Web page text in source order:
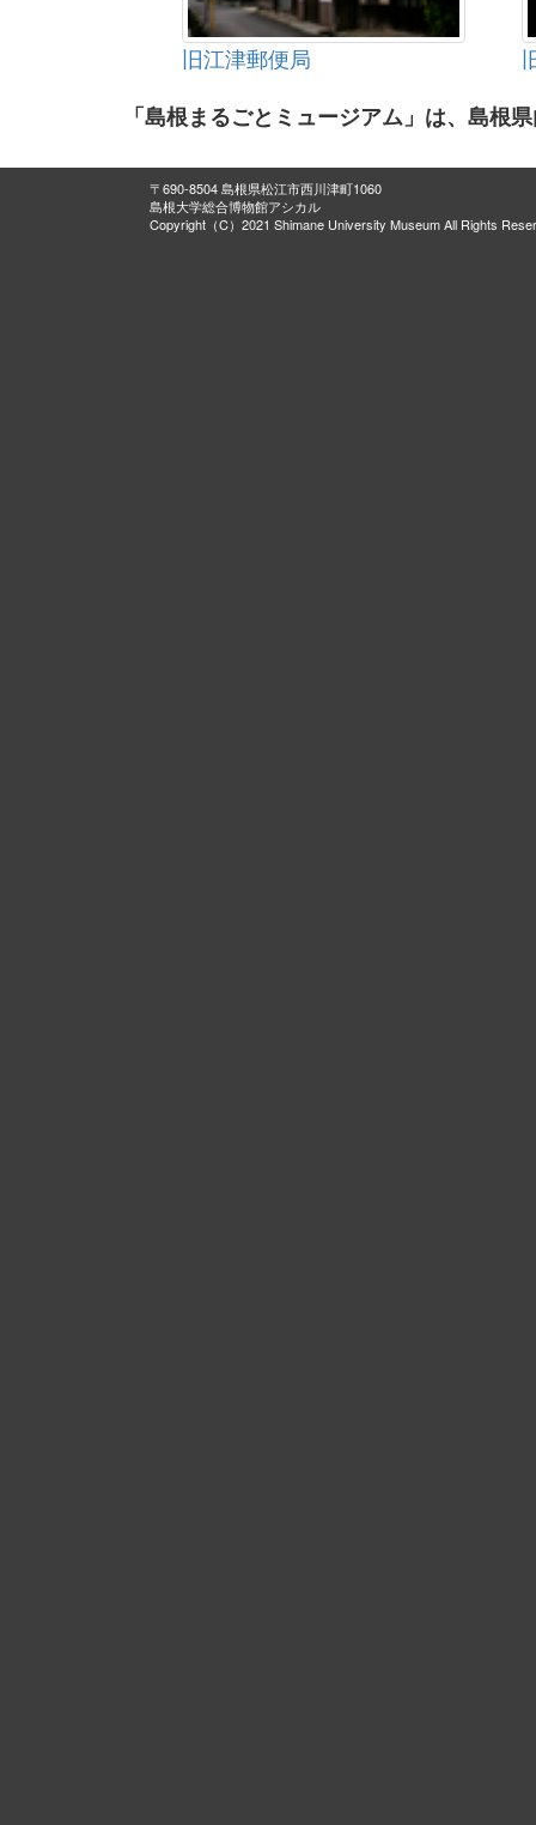
旧江津郵便局
「島根まるごとミュージアム」は、島根
〒690-8504 島根県松江市西川津町1060
島根大学総合博物館アシカル
Copyright（C）2021 Shimane University Museum All Rights